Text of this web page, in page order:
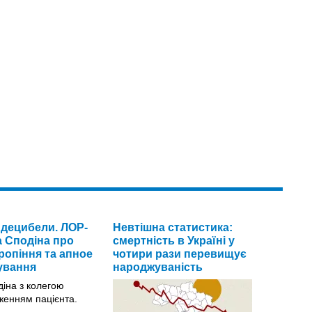
ЛОР-
Сподіна про
та апное
Невтішна статистика:
смертність в Україні у
чотири рази перевищує
народжуваність